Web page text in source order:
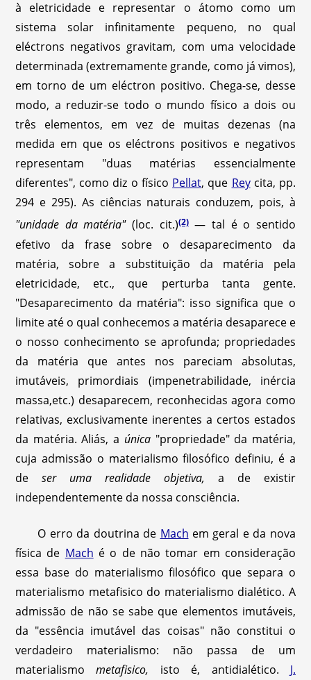
à eletricidade e representar o átomo como um
sistema solar infinitamente pequeno, no qual
eléctrons negativos gravitam, com uma velocidade
determinada (extremamente grande, como já vimos),
em torno de um eléctron positivo. Chega-se, desse
modo, a reduzir-se todo o mundo físico a dois ou
três elementos, em vez de muitas dezenas (na
medida em que os eléctrons positivos e negativos
representam "duas matérias essencialmente
diferentes", como diz o físico Pellat, que Reycita, pp.
294 e 295). As ciências naturais conduzem, pois, à
"unidade da matéria"(loc. cit.)(2)— tal é o sentido
efetivo da frase sobre o desaparecimento da
matéria, sobre a substituição da matéria pela
eletricidade, etc., que perturba tanta gente.
"Desaparecimento da matéria": isso significa que o
limite até o qual conhecemos a matéria desaparece e
o nosso conhecimento se aprofunda; propriedades
da matéria que antes nos pareciam absolutas,
imutáveis, primordiais (impenetrabilidade, inércia
massa,etc.) desaparecem, reconhecidas agora como
relativas, exclusivamente inerentes a certos estados
da matéria. Aliás, a única"propriedade" da matéria,
cuja admissão o materialismo filosófico definiu, é a
deser uma realidade objetiva, a de existir
independentemente da nossa consciência.
O erro da doutrina de Mach em geral e da nova
física de Mach é o de não tomar em consideração
essa base do materialismo filosófico que separa o
materialismo metafisico do materialismo dialético. A
admissão de não se sabe que elementos imutáveis,
da "essência imutável das coisas" não constitui o
verdadeiro materialismo: não passa de um
materialismometafisico, isto é, antidialético. J.